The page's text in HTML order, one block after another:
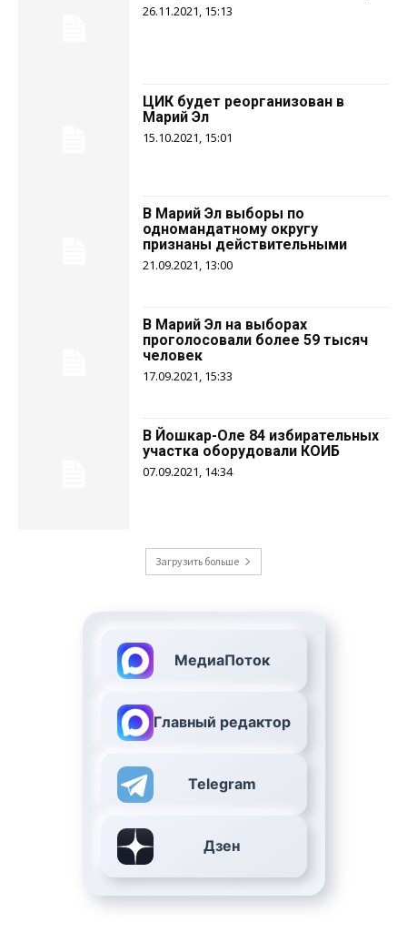
26.11.2021, 15:13
ЦИК будет реорганизован в
Марий Эл
15.10.2021, 15:01
В Марий Эл выборы по
одномандатному округу
признаны действительными
21.09.2021, 13:00
В Марий Эл на выборах
проголосовали более 59 тысяч
человек
17.09.2021, 15:33
В Йошкар-Оле 84 избирательных
участка оборудовали КОИБ
07.09.2021, 14:34
Загрузить больше
МедиаПоток
Главный редактор
Telegram
Дзен